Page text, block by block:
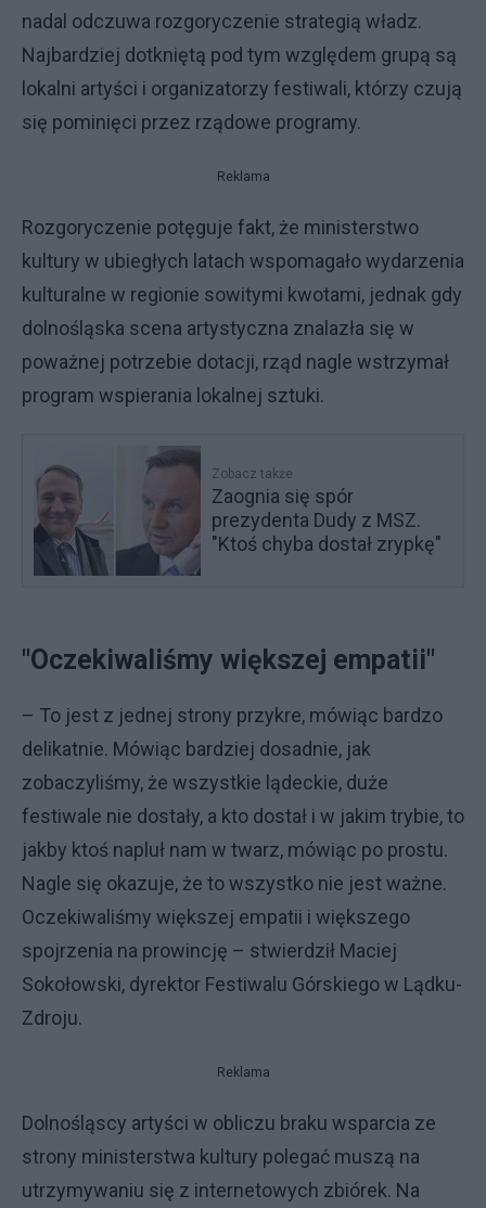
nadal odczuwa rozgoryczenie strategią władz.
Najbardziej dotkniętą pod tym względem grupą są
lokalni artyści i organizatorzy festiwali, którzy czują
się pominięci przez rządowe programy.
Reklama
Rozgoryczenie potęguje fakt, że ministerstwo
kultury w ubiegłych latach wspomagało wydarzenia
kulturalne w regionie sowitymi kwotami, jednak gdy
dolnośląska scena artystyczna znalazła się w
poważnej potrzebie dotacji, rząd nagle wstrzymał
program wspierania lokalnej sztuki.
Zobacz także
Zaognia się spór
prezydenta Dudy z MSZ.
"Ktoś chyba dostał zrypkę"
"Oczekiwaliśmy większej empatii"
– To jest z jednej strony przykre, mówiąc bardzo
delikatnie. Mówiąc bardziej dosadnie, jak
zobaczyliśmy, że wszystkie lądeckie, duże
festiwale nie dostały, a kto dostał i w jakim trybie, to
jakby ktoś napluł nam w twarz, mówiąc po prostu.
Nagle się okazuje, że to wszystko nie jest ważne.
Oczekiwaliśmy większej empatii i większego
spojrzenia na prowincję – stwierdził Maciej
Sokołowski, dyrektor Festiwalu Górskiego w Lądku-
Zdroju.
Reklama
Dolnośląscy artyści w obliczu braku wsparcia ze
strony ministerstwa kultury polegać muszą na
utrzymywaniu się z internetowych zbiórek. Na